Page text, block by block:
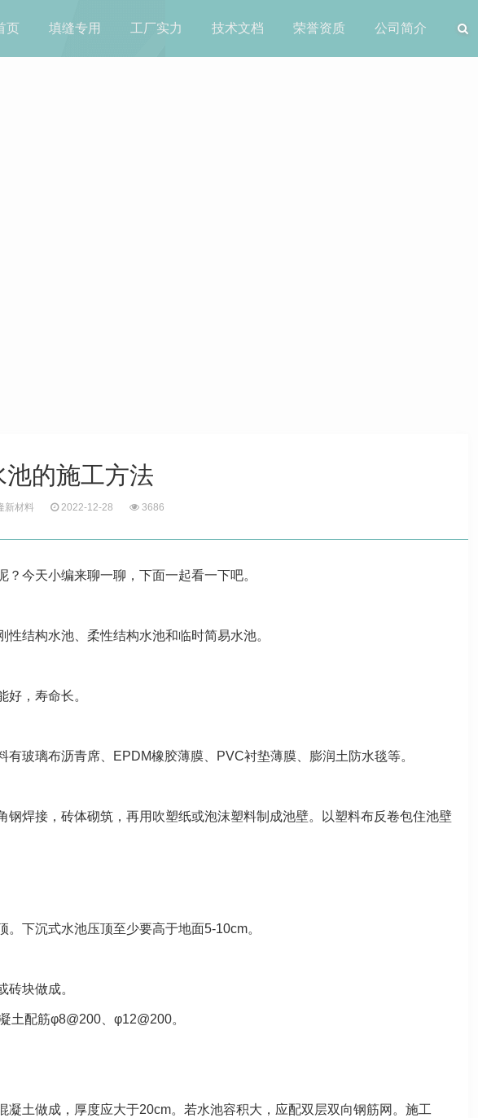
页 填缝专用 工厂实力 技术文档 荣誉资质 公司简介
池的施工方法
新材料 2022-12-28 3686
今天小编来聊一聊，下面一起看一下吧。
结构水池、柔性结构水池和临时简易水池。
，寿命长。
玻璃布沥青席、EPDM橡胶薄膜、PVC衬垫薄膜、膨润土防水毯等。
焊接，砖体砌筑，再用吹塑纸或泡沫塑料制成池壁。以塑料布反卷包住池壁
下沉式水池压顶至少要高于地面5-10cm。
块做成。
土配筋φ8@200、φ12@200。
土做成，厚度应大于20cm。若水池容积大，应配双层双向钢筋网。施工